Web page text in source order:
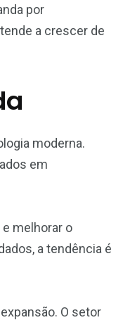
por
a crescer de
moderna.
em
melhorar o
a tendência é
O setor